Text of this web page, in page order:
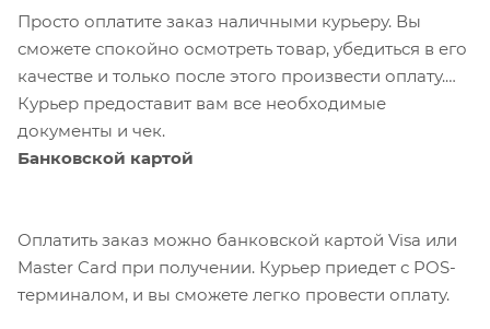
Просто оплатите заказ наличными курьеру. Вы
сможете спокойно осмотреть товар, убедиться в его
качестве и только после этого произвести оплату.
Курьер предоставит вам все необходимые
документы и чек.
Банковской картой
Оплатить заказ можно банковской картой Visa или
Master Card при получении. Курьер приедет с POS-
терминалом, и вы сможете легко провести оплату.